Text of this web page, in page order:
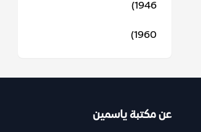
1946)
1960)
عن مكتبة ياسمين